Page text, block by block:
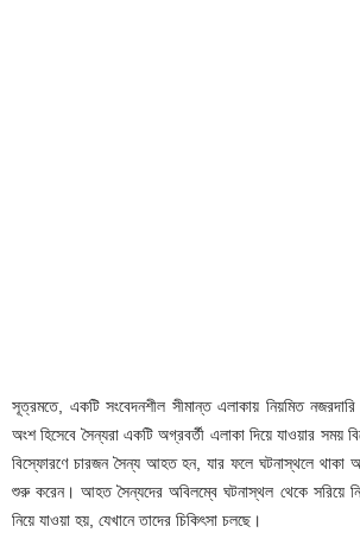
সূত্রমতে, একটি সংবেদনশীল সীমান্ত এলাকায় নিয়মিত
অংশ হিসেবে সৈন্যরা একটি অগ্রবর্তী এলাকা দিয়ে যাওয়ার
বিস্ফোরণে চারজন সৈন্য আহত হন, যার ফলে ঘটনাস্থলে থাকা
শুরু করেন। আহত সৈন্যদের অবিলম্বে ঘটনাস্থল থেকে সরিয়ে
নিয়ে যাওয়া হয়, যেখানে তাদের চিকিৎসা চলছে।